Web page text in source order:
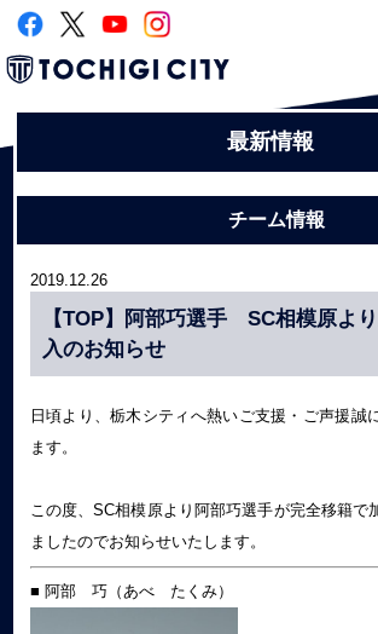
最新情報
チーム情報
2019.12.26
【TOP】阿部巧選手 SC相模原よ
入のお知らせ
日頃より、栃木シティへ熱いご支援・ご声援誠
ます。
この度、SC相模原より阿部巧選手が完全移籍で
ましたのでお知らせいたします。
■ 阿部 巧（あべ たくみ）